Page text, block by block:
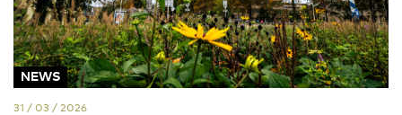
NEWS
31 / 03 / 2026